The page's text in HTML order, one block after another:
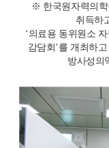
※ 한국원자력의
취득하
‘의료용 동위원소
감담회 ’를 개최하
방사성의